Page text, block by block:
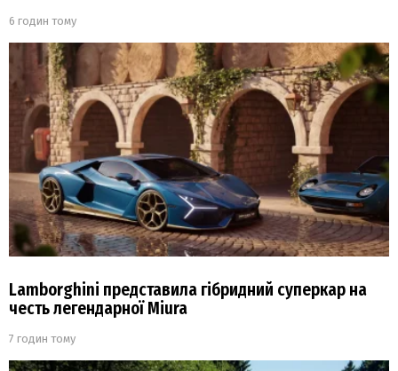
6 годин тому
Lamborghini представила гібридний суперкар на
честь легендарної Miura
7 годин тому